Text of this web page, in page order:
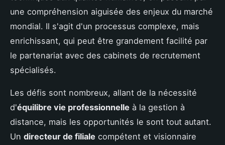
une compréhension aiguisée des enjeux du marché
mondial. Il s'agit d'un processus complexe, mais
enrichissant, qui peut être grandement facilité par
le partenariat avec des cabinets de recrutement
spécialisés.
Les défis sont nombreux, allant de la nécessité
d'équilibre vie professionnelle à la gestion à
distance, mais les opportunités le sont tout autant.
Un directeur de filiale compétent et visionnaire